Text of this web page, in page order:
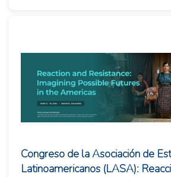
Congreso de la Asociación de
Latinoamericanos (LASA):